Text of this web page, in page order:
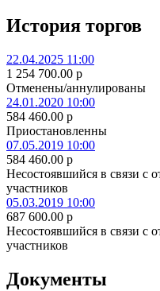
История торгов
22.04.2025 11:00
1 254 700.00 p
Отменены/аннулированы
24.01.2020 10:00
584 460.00 p
Приостановленны
07.05.2019 10:00
584 460.00 p
Несостоявшийся в связи с
участников
05.03.2019 10:00
687 600.00 p
Несостоявшийся в связи с
участников
Документы